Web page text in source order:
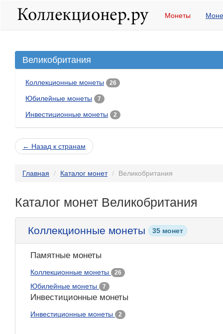
Монеты
Великобритания
Коллекционные монеты 26
Юбилейные монеты 7
Инвестиционные монеты 2
← Назад к странам
Главная Каталог монет Великобритания
Каталог монет Великобритания
Коллекционные монеты 35 монет
Памятные монеты
Коллекционные монеты 26
Юбилейные монеты 7
Инвестиционные монеты
Инвестиционные монеты 2